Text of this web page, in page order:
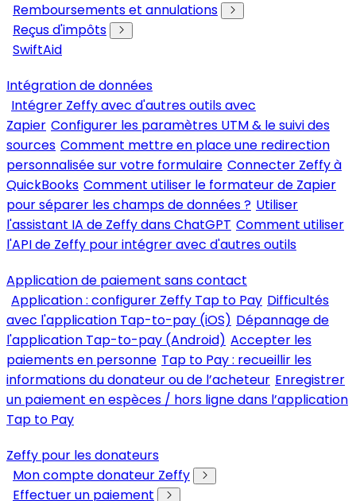
Remboursements et annulations
Reçus d'impôts
SwiftAid
Intégration de données
Intégrer Zeffy avec d'autres outils avec
Zapier Configurer les paramètres UTM & le suivi des
sources Comment mettre en place une redirection
personnalisée sur votre formulaire Connecter Zeffy à
QuickBooks Comment utiliser le formateur de Zapier
pour séparer les champs de données ? Utiliser
l'assistant IA de Zeffy dans ChatGPT Comment utiliser
l'API de Zeffy pour intégrer avec d'autres outils
Application de paiement sans contact
Application : configurer Zeffy Tap to Pay Difficultés
avec l'application Tap-to-pay (iOS) Dépannage de
l'application Tap-to-pay (Android) Accepter les
paiements en personne Tap to Pay : recueillir les
informations du donateur ou de l’acheteur Enregistrer
un paiement en espèces / hors ligne dans l’application
Tap to Pay
Zeffy pour les donateurs
Mon compte donateur Zeffy
Effectuer un paiement